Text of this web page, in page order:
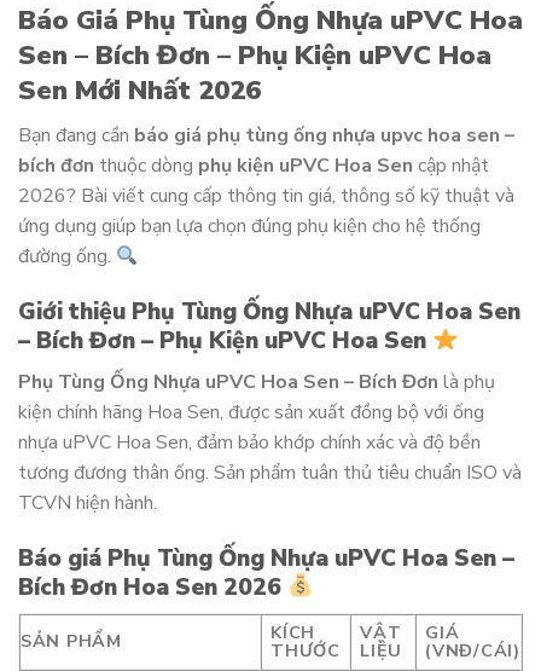
Báo Giá Phụ Tùng Ống Nhựa uPVC Hoa
Sen – Bích Đơn – Phụ Kiện uPVC Hoa
Sen Mới Nhất 2026
Bạn đang cần báo giá phụ tùng ống nhựa upvc hoa sen –
bích đơn thuộc dòng phụ kiện uPVC Hoa Sen cập nhật
2026? Bài viết cung cấp thông tin giá, thông số kỹ thuật và
ứng dụng giúp bạn lựa chọn đúng phụ kiện cho hệ thống
đường ống.
Giới thiệu Phụ Tùng Ống Nhựa uPVC Hoa Sen
– Bích Đơn – Phụ Kiện uPVC Hoa Sen
Phụ Tùng Ống Nhựa uPVC Hoa Sen – Bích Đơn là phụ
kiện chính hãng Hoa Sen, được sản xuất đồng bộ với ống
nhựa uPVC Hoa Sen, đảm bảo khớp chính xác và độ bền
tương đương thân ống. Sản phẩm tuân thủ tiêu chuẩn ISO và
TCVN hiện hành.
Báo giá Phụ Tùng Ống Nhựa uPVC Hoa Sen –
Bích Đơn Hoa Sen 2026
SẢN PHẨM KÍCH
THƯỚC
VẬT
LIỆU
GIÁ
(VNĐ/CÁI)